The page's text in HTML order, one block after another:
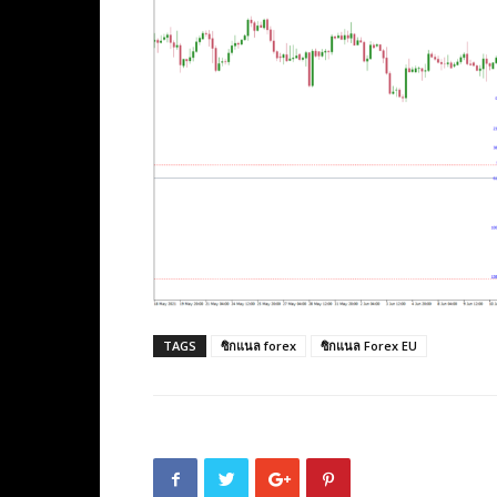
TAGS ซิกแนล forex ซิกแนล Forex EU